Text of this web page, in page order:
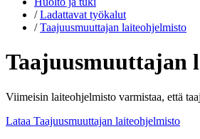
/ Ladattavat työkalut
/ Taajuusmuuttajan laiteohjelmisto
Taajuusmuuttajan
Viimeisin laiteohjelmisto varmistaa, että
Lataa Taajuusmuuttajan laiteohjelmisto